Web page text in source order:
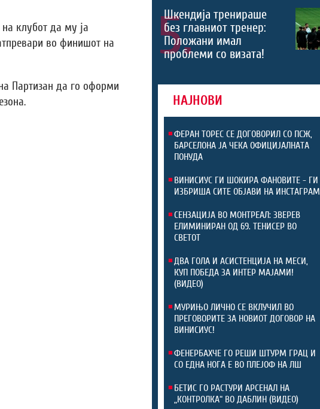
клубот да му ја
во финишот на
Партизан да го оформи
5.
Шкендија тренираше
без главниот тренер:
Положани имал
проблеми со визата!
НАЈНОВИ
ФЕРАН ТОРЕС СЕ ДОГОВОРИЛ СО ПСЖ,
БАРСЕЛОНА ЈА ЧЕКА ОФИЦИЈАЛНАТА
ПОНУДА
ВИНИСИУС ГИ ШОКИРА ФАНОВИТЕ - ГИ
ИЗБРИША СИТЕ ОБЈАВИ НА ИНСТАГРАМ
СЕНЗАЦИЈА ВО МОНТРЕАЛ: ЗВЕРЕВ
ЕЛИМИНИРАН ОД 69. ТЕНИСЕР ВО
СВЕТОТ
ДВА ГОЛА И АСИСТЕНЦИЈА НА МЕСИ,
КУП ПОБЕДА ЗА ИНТЕР МАЈАМИ!
(ВИДЕО)
МУРИЊО ЛИЧНО СЕ ВКЛУЧИЛ ВО
ПРЕГОВОРИТЕ ЗА НОВИОТ ДОГОВОР НА
ВИНИСИУС!
ФЕНЕРБАХЧЕ ГО РЕШИ ШТУРМ ГРАЦ И
СО ЕДНА НОГА Е ВО ПЛЕЈОФ НА ЛШ
БЕТИС ГО РАСТУРИ АРСЕНАЛ НА
„КОНТРОЛКА“ ВО ДАБЛИН (ВИДЕО)